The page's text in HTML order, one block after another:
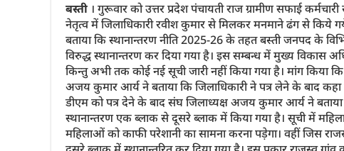
बस्ती । गुरूवार को उत्तर प्रदेश पंचायती राज ग्रामीण सफाई
नेतृत्व में जिलाधिकारी रवीश कुमार से मिलकर मनमाने ढंग से किये
बताया कि स्थानान्तरण नीति 2025-26 के तहत बस्ती जनपद के
विरुद्ध स्थानान्तरण कर दिया गया है। इस सम्बन्ध में मुख्य
किन्तु अभी तक कोई नई सूची जारी नहीं किया गया है। मांग किया
अजय कुमार आर्य ने बताया कि जिलाधिकारी ने पत्र लेने के बाद कहा
डीएम को पत्र देने के बाद संघ जिलाध्यक्ष अजय कुमार आर्य ने
स्थानान्तरण एक ब्लाक से दूसरे ब्लाक में किया गया है। सूची में
महिलाओं को काफी परेशानी का सामना करना पड़ेगा। वहीं जिस